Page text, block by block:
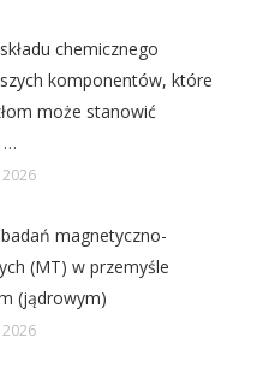
chemicznego
komponentów, które
może stanowić
…
magnetyczno-
(MT) w przemyśle
(jądrowym)